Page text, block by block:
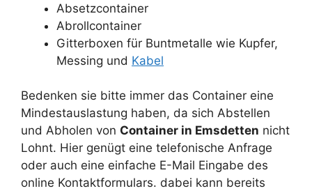
Absetzcontainer
Abrollcontainer
Gitterboxen für Buntmetalle wie Kupfer,
Messing und Kabel
Bedenken sie bitte immer das Container eine
Mindestauslastung haben, da sich Abstellen
und Abholen von Container in Emsdetten nicht
Lohnt. Hier genügt eine telefonische Anfrage
oder auch eine einfache E-Mail Eingabe des
online Kontaktformulars. dabei kann bereits